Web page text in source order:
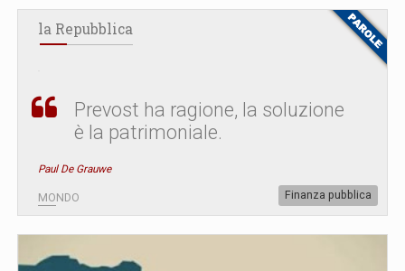
la Repubblica
Prevost ha ragione, la soluzione
è la patrimoniale.
Paul De Grauwe
MONDO Finanza pubblica